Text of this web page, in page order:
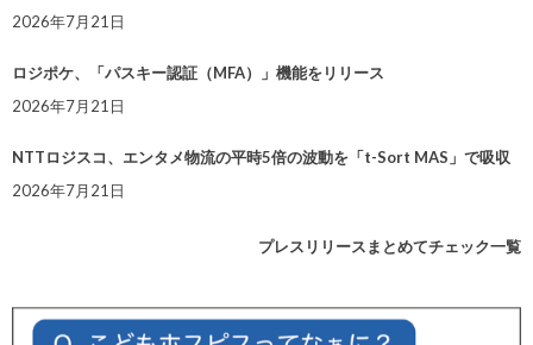
2026年7月21日
ロジポケ、「パスキー認証（MFA）」機能をリリース
2026年7月21日
NTTロジスコ、エンタメ物流の平時5倍の波動を「t-Sort MAS」で吸収
2026年7月21日
プレスリリースまとめてチェック一覧